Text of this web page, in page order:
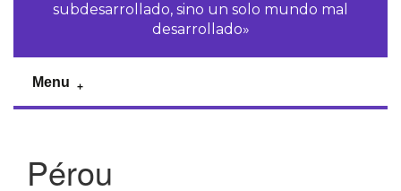
subdesarrollado, sino un solo mundo mal
desarrollado»
Menu
Pérou